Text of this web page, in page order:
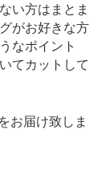
い方はまとま
がお好きな方
なポイント
てカットして
お届け致しま